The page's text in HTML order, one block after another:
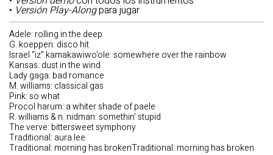
• Versión Play-Alongpara jugar
Adele: rolling in the deep
G. koeppen: disco hit
Israel "iz" kamakawiwo'ole: somewhere over the rainbow
Kansas: dust in the wind
Lady gaga: bad romance
M. williams: classical gas
Pink: so what
Procol harum: a whiter shade of paele
R. williams & n. nidman: somethin' stupid
The verve: bittersweet symphony
Traditional: aura lee
Traditional: morning has brokenTraditional: morning has broken